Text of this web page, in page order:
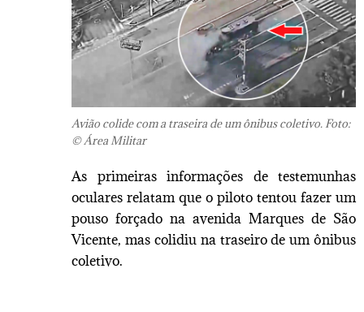
Avião colide com a traseira de um ônibus coletivo. Foto:
© Área Militar
As primeiras informações de testemunhas
oculares relatam que o piloto tentou fazer um
pouso forçado na avenida Marques de São
Vicente, mas colidiu na traseiro de um ônibus
coletivo.